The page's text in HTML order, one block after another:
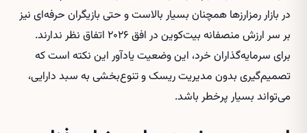
در بازار رمزارزها همچنان بسیار بالاست و حتی بازیگران حرفه‌ای نیز
بر سر ارزش منصفانه بیت‌کوین در افق ۲۰۲۶ اتفاق نظر ندارند.
برای سرمایه‌گذاران خرد، این وضعیت یادآور این نکته است که
تصمیم‌گیری بدون مدیریت ریسک و تنوع‌بخشی به سبد دارایی،
می‌تواند بسیار پرخطر باشد.